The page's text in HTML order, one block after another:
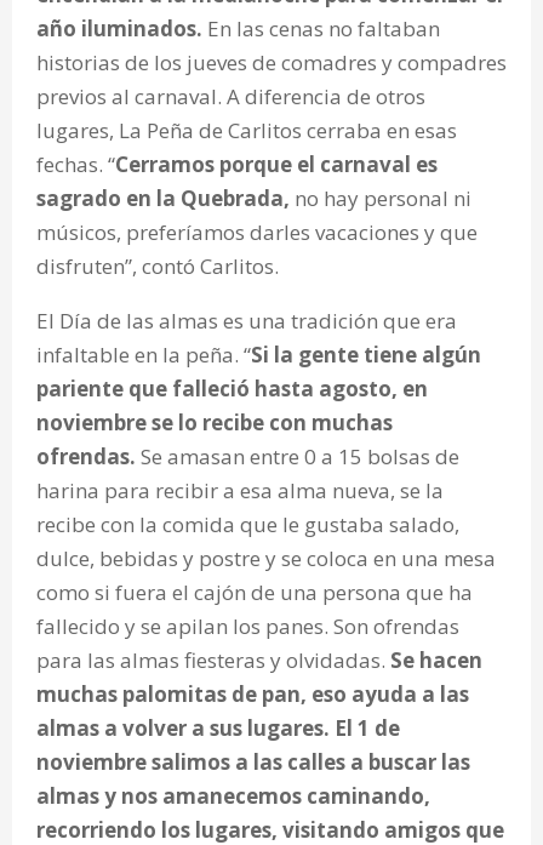
año iluminados. En las cenas no faltaban
historias de los jueves de comadres y compadres
previos al carnaval. A diferencia de otros
lugares, La Peña de Carlitos cerraba en esas
fechas. “Cerramos porque el carnaval es
sagrado en la Quebrada, no hay personal ni
músicos, preferíamos darles vacaciones y que
disfruten”, contó Carlitos.
El Día de las almas es una tradición que era
infaltable en la peña. “Si la gente tiene algún
pariente que falleció hasta agosto, en
noviembre se lo recibe con muchas
ofrendas. Se amasan entre 0 a 15 bolsas de
harina para recibir a esa alma nueva, se la
recibe con la comida que le gustaba salado,
dulce, bebidas y postre y se coloca en una mesa
como si fuera el cajón de una persona que ha
fallecido y se apilan los panes. Son ofrendas
para las almas fiesteras y olvidadas. Se hacen
muchas palomitas de pan, eso ayuda a las
almas a volver a sus lugares. El 1 de
noviembre salimos a las calles a buscar las
almas y nos amanecemos caminando,
recorriendo los lugares, visitando amigos que